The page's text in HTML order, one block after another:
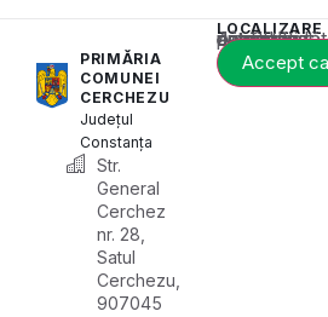
PRIMĂRIA
COMUNEI
CERCHEZU
Județul
Constanța
Str.
General
Cerchez
nr. 28,
Satul
Cerchezu,
907045
LOCALIZARE
Acest conținut este blocat până când acceptați categoria corespunzătoare de cookie-uri.
Accept